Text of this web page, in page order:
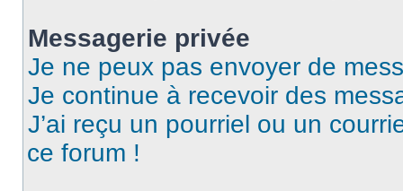
Messagerie privée
Je ne peux pas envoyer de
Je continue à recevoir des
J’ai reçu un pourriel ou un
ce forum !